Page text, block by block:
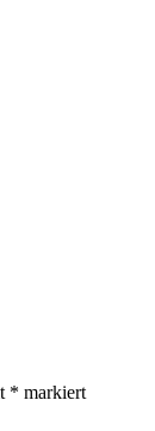
* markiert